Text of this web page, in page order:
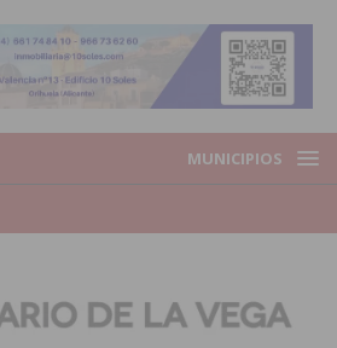
MUNICIPIOS